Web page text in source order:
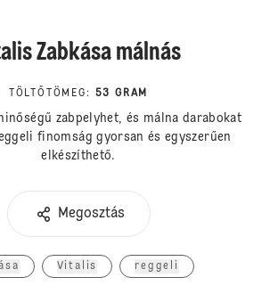
Zabkása málnás
TÖLTŐTÖMEG : 53 GRAM
zabpelyhet, és málna darabokat
finomság gyorsan és egyszerűen
elkészíthető.
Megosztás
Vitalis reggeli